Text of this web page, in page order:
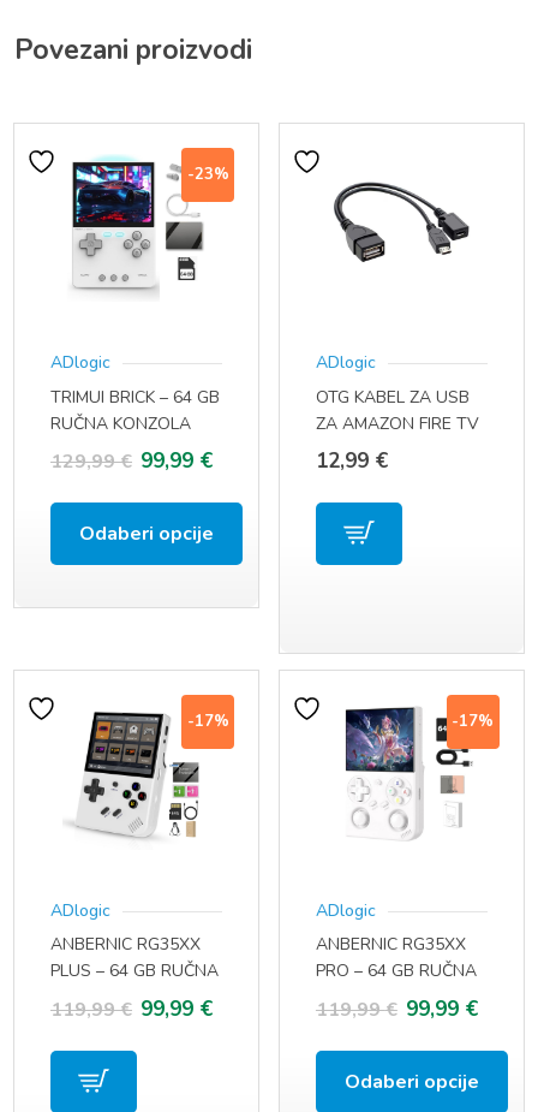
Povezani proizvodi
-23%
ADlogic
TRIMUI BRICK – 64 GB
RUČNA KONZOLA
129,99€ Izvorna
cijena
bila
99,99 €Trenutna
cijena
je:
Odaberi opcije
ima
više
varijanti.
Opcije
se
odabrati
na
ADlogic
OTG KABEL ZA USB
ZA AMAZON FIRE TV
STICK
12,99 €
-17%
ADlogic
ANBERNIC RG35XX
PLUS – 64 GB RUČNA
KONZOLA
119,99€ Izvorna
99,99 €Trenutna
-17%
ADlogic
ANBERNIC RG35XX
PRO – 64 GB RUČNA
KONZOLA
119,99€ Izvorna
cijena
bila
99,99 €
cijena
je:
Odaberi opcije